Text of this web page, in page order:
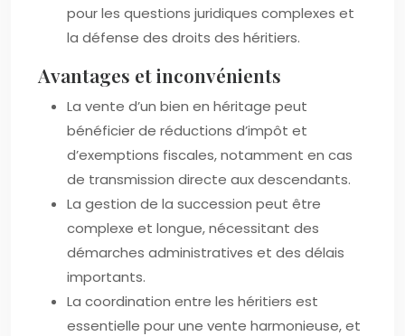
pour les questions juridiques complexes et
la défense des droits des héritiers.
Avantages et inconvénients
La vente d’un bien en héritage peut
bénéficier de réductions d’impôt et
d’exemptions fiscales, notamment en cas
de transmission directe aux descendants.
La gestion de la succession peut être
complexe et longue, nécessitant des
démarches administratives et des délais
importants.
La coordination entre les héritiers est
essentielle pour une vente harmonieuse, et